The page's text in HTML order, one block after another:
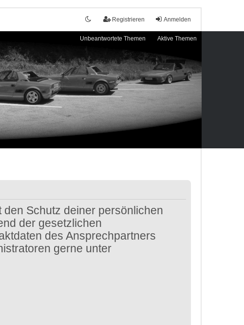
Anmelden
Registrieren
Unbeantwortete Themen Aktive Themen
Schutz deiner persönlichen
der gesetzlichen
des Ansprechpartners
gerne unter